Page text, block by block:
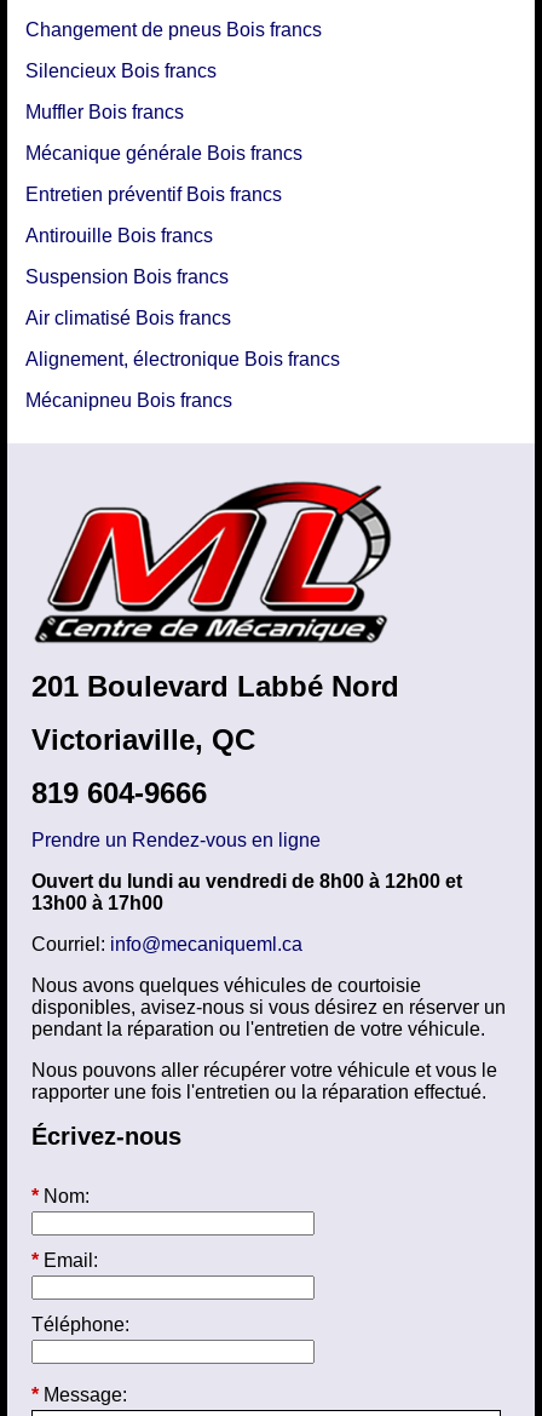
Changement de pneus Bois francs
Silencieux Bois francs
Muffler Bois francs
Mécanique générale Bois francs
Entretien préventif Bois francs
Antirouille Bois francs
Suspension Bois francs
Air climatisé Bois francs
Alignement, électronique Bois francs
Mécanipneu Bois francs
201 Boulevard Labbé Nord
Victoriaville, QC
819 604-9666
Prendre un Rendez-vous en ligne
Ouvert du lundi au vendredi de 8h00 à 12h00 et
13h00 à 17h00
Courriel: info@mecaniqueml.ca
Nous avons quelques véhicules de courtoisie
disponibles, avisez-nous si vous désirez en réserver un
pendant la réparation ou l'entretien de votre véhicule.
Nous pouvons aller récupérer votre véhicule et vous le
rapporter une fois l'entretien ou la réparation effectué.
Écrivez-nous
* Nom:
* Email:
Téléphone:
* Message: